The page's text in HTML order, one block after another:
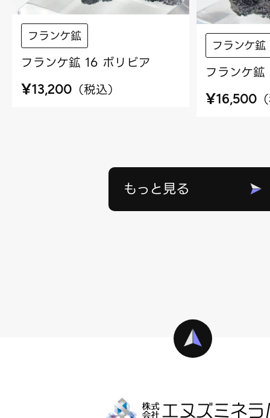
フランケ鉱
フランケ鉱 16 ボリビア
¥13,200 （税込）
フランケ鉱
フランケ
¥16,500 （
もっと見る